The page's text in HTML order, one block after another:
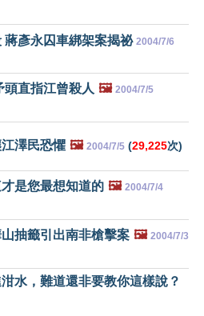
蔣彥永囚車綁架案揭祕 2004/7/6
頭直指江曾殺人 🖼️ 2004/7/5
澤民恐懼 🖼️ 2004/7/5 (29,225次)
是您最想知道的 🖼️ 2004/7/4
抽籤引出南非槍擊案 🖼️ 2004/7/3
水，難道還非要教你這樣說？